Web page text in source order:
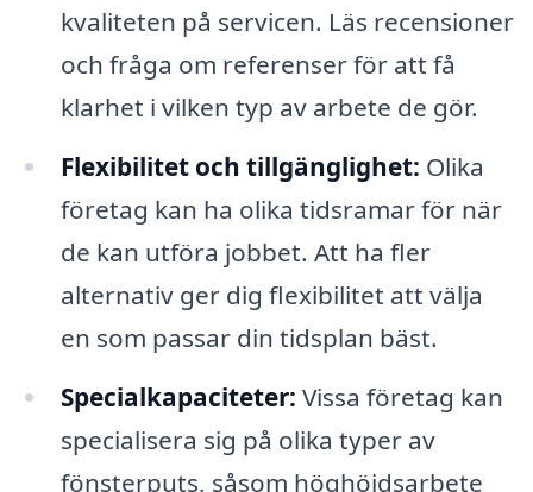
kvaliteten på servicen. Läs recensioner
och fråga om referenser för att få
klarhet i vilken typ av arbete de gör.
Flexibilitet och tillgänglighet: Olika
företag kan ha olika tidsramar för när
de kan utföra jobbet. Att ha fler
alternativ ger dig flexibilitet att välja
en som passar din tidsplan bäst.
Specialkapaciteter: Vissa företag kan
specialisera sig på olika typer av
fönsterputs, såsom höghöjdsarbete